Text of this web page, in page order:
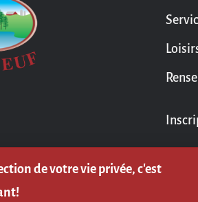
de votre vie privée, c'est